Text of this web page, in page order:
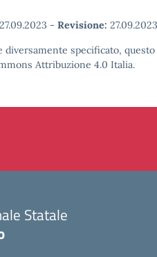
27.09.2023 - Revisione: 27.09.2023
diversamente specificato,
Attribuzione 4.0 Italia.
Statale